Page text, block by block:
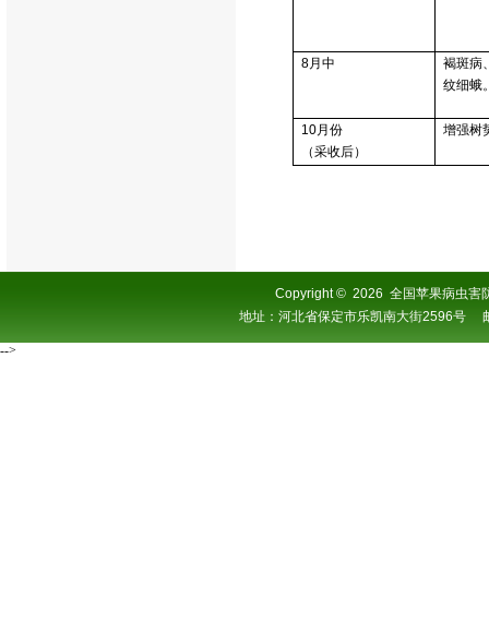
8月中
褐斑病
纹细蛾
10月份
（采收后）
增强树
Copyright© 2026 全国苹果病虫害
地址：河北省保定市乐凯南大街2596
-->